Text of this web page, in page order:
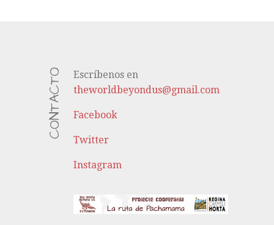
CONTACTO
Escríbenos en
theworldbeyondus@gmail.com
Facebook
Twitter
Instagram